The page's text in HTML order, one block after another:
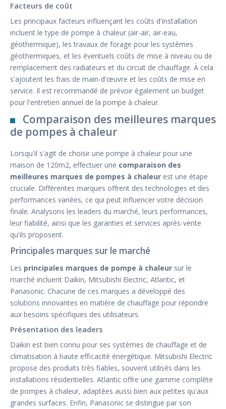
Facteurs de coût
Les principaux facteurs influençant les coûts d'installation
incluent le type de pompe à chaleur (air-air, air-eau,
géothermique), les travaux de forage pour les systèmes
géothermiques, et les éventuels coûts de mise à niveau ou de
remplacement des radiateurs et du circuit de chauffage. À cela
s'ajoutent les frais de main-d'œuvre et les coûts de mise en
service. Il est recommandé de prévoir également un budget
pour l'entretien annuel de la pompe à chaleur.
Comparaison des meilleures marques
de pompes à chaleur
Lorsqu'il s'agit de choisir une pompe à chaleur pour une
maison de 120m2, effectuer une comparaison des
meilleures marques de pompes à chaleur est une étape
cruciale. Différentes marques offrent des technologies et des
performances variées, ce qui peut influencer votre décision
finale. Analysons les leaders du marché, leurs performances,
leur fiabilité, ainsi que les garanties et services après-vente
qu'ils proposent.
Principales marques sur le marché
Les principales marques de pompe à chaleur sur le
marché incluent Daikin, Mitsubishi Electric, Atlantic, et
Panasonic. Chacune de ces marques a développé des
solutions innovantes en matière de chauffage pour répondre
aux besoins spécifiques des utilisateurs.
Présentation des leaders
Daikin est bien connu pour ses systèmes de chauffage et de
climatisation à haute efficacité énergétique. Mitsubishi Electric
propose des produits très fiables, souvent utilisés dans les
installations résidentielles. Atlantic offre une gamme complète
de pompes à chaleur, adaptées aussi bien aux petites qu'aux
grandes surfaces. Enfin, Panasonic se distingue par son